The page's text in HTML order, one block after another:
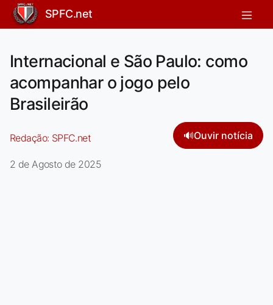
SPFC.net
Internacional e São Paulo: como
acompanhar o jogo pelo
Brasileirão
Redação: SPFC.net 🔊Ouvir notícia
2 de Agosto de 2025